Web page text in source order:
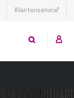
Klantenservice